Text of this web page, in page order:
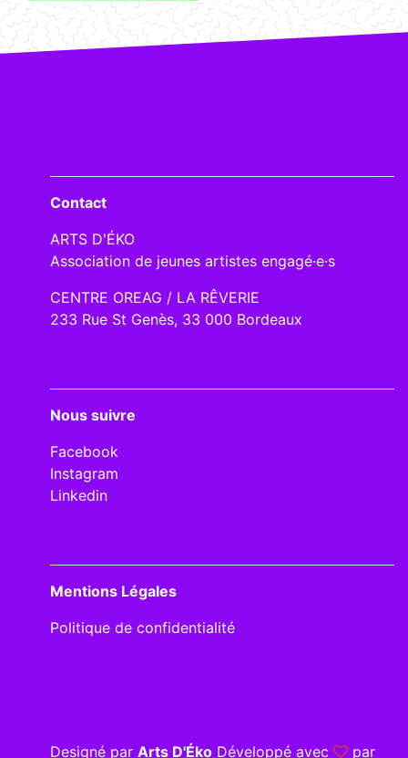
Contact
ARTS D'ÉKO
Association de jeunes artistes engagé·e·s
CENTRE OREAG / LA RÊVERIE
233 Rue St Genès, 33 000 Bordeaux
Nous suivre
Facebook
Instagram
Linkedin
Mentions Légales
Politique de confidentialité
Designé par Arts D'Éko Développé avec par